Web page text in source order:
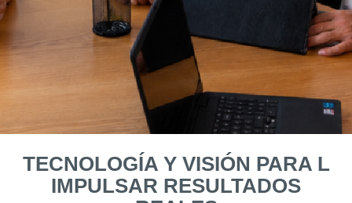
TECNOLOGÍA Y VISIÓN PARA L
IMPULSAR RESULTADOS